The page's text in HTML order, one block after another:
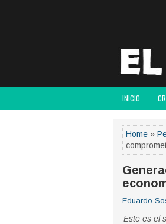
INICIO
Home »
Eduardo
Este es el